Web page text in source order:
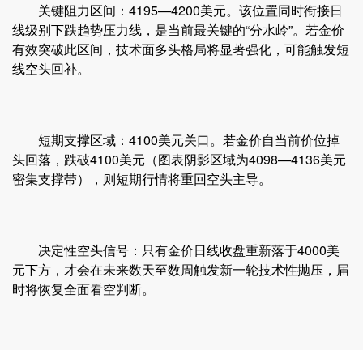
关键阻力区间：4195—4200美元。该位置同时衔接日
线级别下跌趋势压力线，是当前最关键的“分水岭”。若金价
有效突破此区间，技术面多头格局将显著强化，可能触发短
线空头回补。
短期支撑区域：4100美元关口。若金价自当前价位掉
头回落，跌破4100美元（图表阴影区域为4098—4136美元
密集支撑带），则短期行情将重回空头主导。
决定性空头信号：只有金价日线收盘重新落于4000美
元下方，才会在未来数天至数周触发新一轮技术性抛压，届
时将恢复全面看空判断。